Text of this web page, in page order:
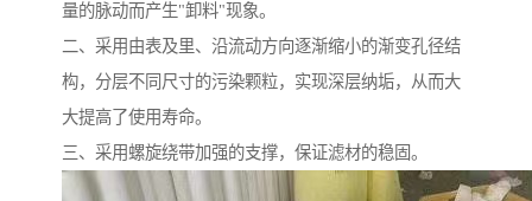
量的脉动而产生"卸料"现象。
二、采用由表及里、沿流动方向逐渐缩小的渐变孔径结
构，分层不同尺寸的污染颗粒，实现深层纳垢，从而大
大提高了使用寿命。
三、采用螺旋绕带加强的支撑，保证滤材的稳固。